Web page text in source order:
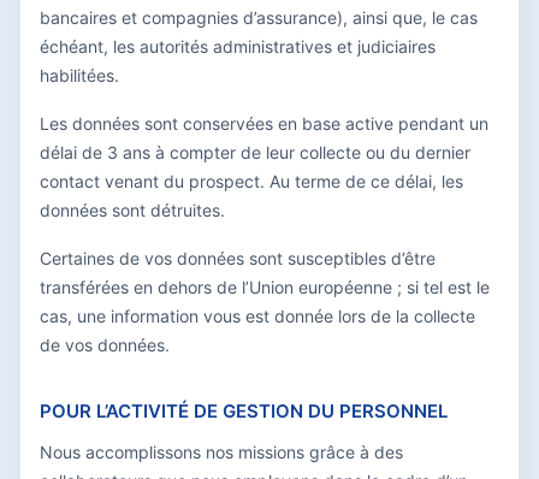
bancaires et compagnies d’assurance), ainsi que, le cas
échéant, les autorités administratives et judiciaires
habilitées.
Les données sont conservées en base active pendant un
délai de 3 ans à compter de leur collecte ou du dernier
contact venant du prospect. Au terme de ce délai, les
données sont détruites.
Certaines de vos données sont susceptibles d’être
transférées en dehors de l’Union européenne ; si tel est le
cas, une information vous est donnée lors de la collecte
de vos données.
POUR L’ACTIVITÉ DE GESTION DU PERSONNEL
Nous accomplissons nos missions grâce à des